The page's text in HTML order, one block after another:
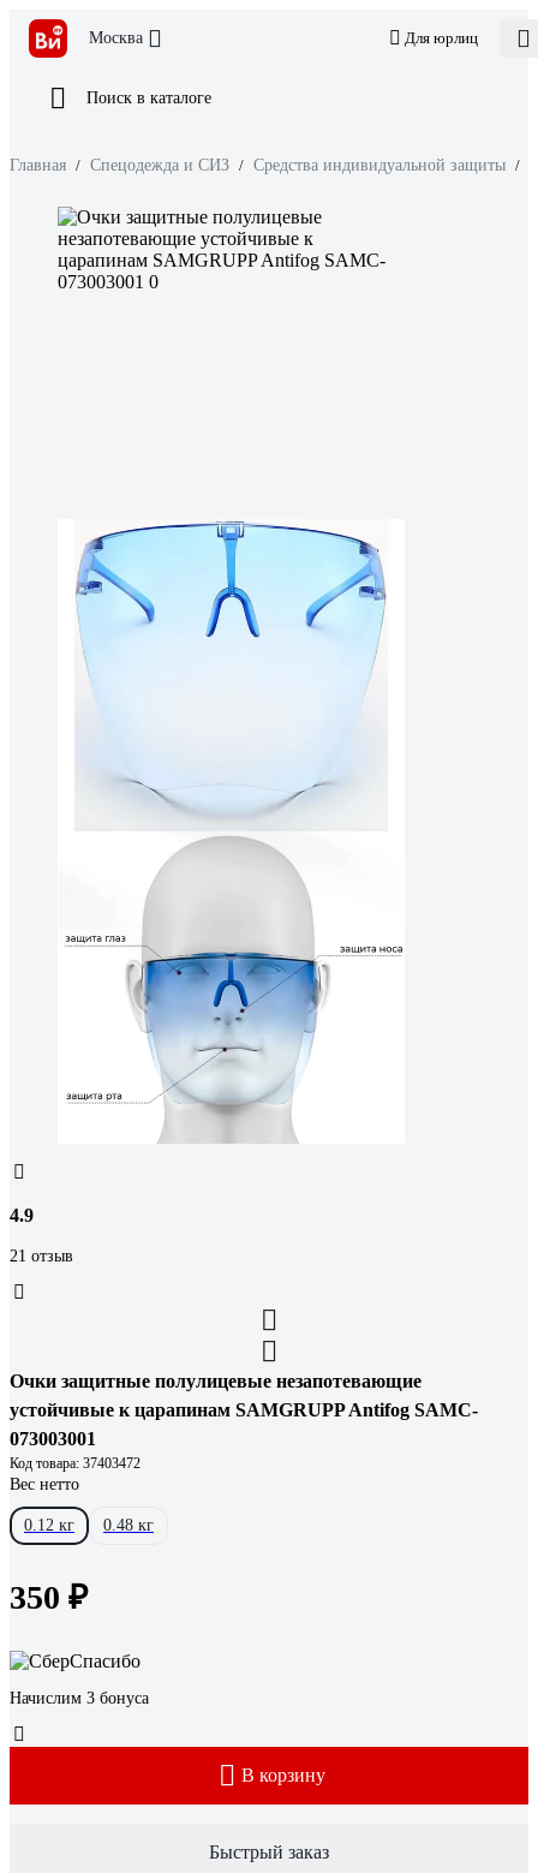
Москва Для юрлиц
Поиск в каталоге
Главная / Спецодежда и СИЗ / Средства индивидуальной защиты /
4.9
21 отзыв
Очки защитные полулицевые незапотевающие
устойчивые к царапинам SAMGRUPP Antifog SAMC-
073003001
Код товара: 37403472
Вес нетто
0.12 кг 0.48 кг
350 ₽
Начислим 3 бонуса
В корзину
Быстрый заказ